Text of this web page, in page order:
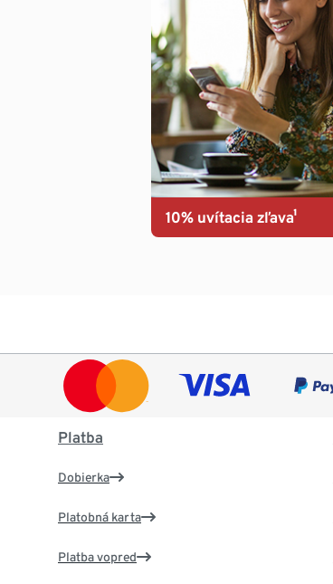
10% uvítacia zľava¹
Platba
Dobierka
Platobná karta
Platba vopred